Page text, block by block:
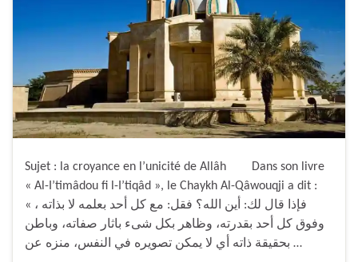
Sujet : la croyance en l’unicité de Allâh Dans son livre
« Al-I’timâdou fi l-I’tiqâd », le Chaykh Al-Qâwouqji a dit :
« فإذا قال لك: أين الله؟ فقل: مع كل أحد بعلمه لا بذاته ،
وفوق كل أحد بقدرته، وظاهر بكل شىء باثار صفاته، وباطن
بحقيقة ذاته أي لا يمكن تصويره في النفس، منزه عن …